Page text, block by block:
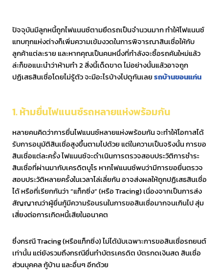
ปัจจุบันมีลูกหนี้ถูกไฟแนนซ์ตามยึดรถเป็นจำนวนมาก ทำให้ไฟแนนซ์
แทบทุกแห่งต่างก็เพิ่มความเข้มงวดในการพิจารณาสินเชื่อให้กับ
ลูกค้าแต่ละราย และหากคุณเป็นคนหนึ่งที่กำลังจะซื้อรถคันใหม่แล้ว
ล่ะก็ขอแนะนำว่าห้ามทำ 2 สิ่งนี้เด็ดขาด ไม่อย่างนั้นแล้วอาจถูก
ปฏิเสธสินเชื่อโดยไม่รู้ตัว จะมีอะไรบ้างไปดูกันเลยรถบ้านขอนแก่น
1. ห้ามยื่นไฟแนนซ์รถหลายแห่งพร้อมกัน
หลายคนคิดว่าการยื่นไฟแนนซ์หลายแห่งพร้อมกัน จะทำให้โอกาสได้
รับการอนุมัติสินเชื่อสูงขึ้นตามไปด้วย แต่ในความเป็นจริงนั้น การขอ
สินเชื่อแต่ละครั้ง ไฟแนนซ์จะดำเนินการตรวจสอบประวัติการชำระ
สินเชื่อที่ผ่านมากับเครดิตบูโร หากไฟแนนซ์พบว่ามีการขอยื่นตรวจ
สอบประวัติหลายครั้งในเวลาไล่เลี่ยกัน อาจส่งผลให้ถูกปฏิเสธสินเชื่อ
ได้ หรือที่เรียกกันว่า “แท็กซิ่ง” (หรือ Tracing) เนื่องจากเป็นการส่ง
สัญญาณว่าผู้ยื่นกู้มีความร้อนรนในการขอสินเชื่อมากจนเกินไป สุ่ม
เสี่ยงต่อการเกิดหนี้เสียในอนาคต
ซึ่งกรณี Tracing (หรือแท็กซิ่ง) ไม่ได้นับเฉพาะการขอสินเชื่อรถยนต์
เท่านั้น แต่ยังรวมถึงกรณียื่นทำบัตรเครดิต บัตรกดเงินสด สินเชื่อ
ส่วนบุคคล กู้บ้าน และอื่นๆ อีกด้วย